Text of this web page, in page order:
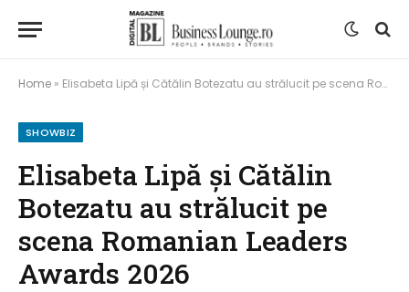
Home » Elisabeta Lipă și Cătălin Botezatu au strălucit pe scena Romanian Leaders Awards 2026
SHOWBIZ
Elisabeta Lipă și Cătălin
Botezatu au strălucit pe
scena Romanian Leaders
Awards 2026